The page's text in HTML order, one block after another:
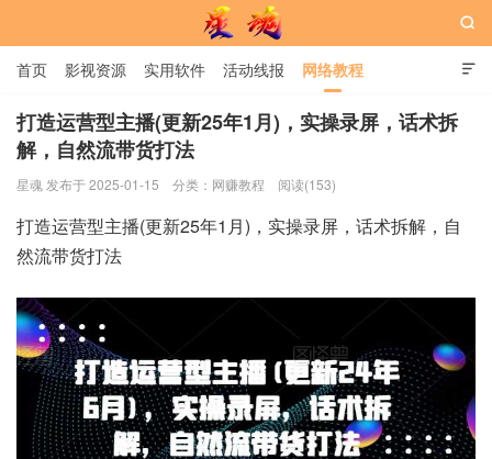
星魂网

首页 影视资源 实用软件 活动线报 网络教程
用户中心 书籍 娱乐

打造运营型主播(更新25年1月)，实操录屏，话术拆
解，自然流带货打法
星魂 发布于 2025-01-15 分类： 网赚教程 阅读(153)
打造运营型主播(更新25年1月)，实操录屏，话术拆解，自
然流带货打法